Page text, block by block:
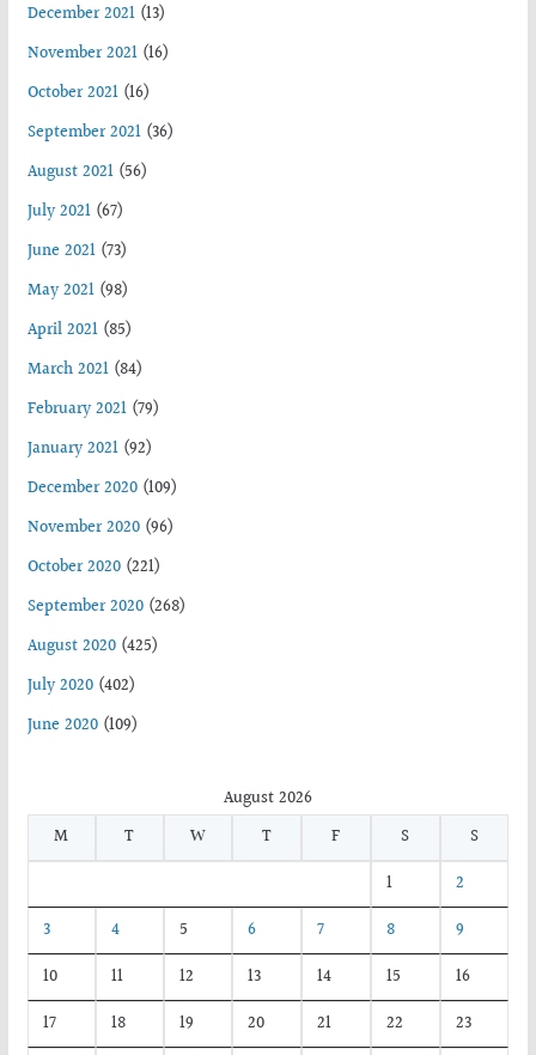
December 2021(13)
November 2021(16)
October 2021(16)
September 2021(36)
August 2021(56)
July 2021(67)
June 2021(73)
May 2021(98)
April 2021(85)
March 2021(84)
February 2021(79)
January 2021(92)
December 2020(109)
November 2020(96)
October 2020(221)
September 2020(268)
August 2020(425)
July 2020(402)
June 2020(109)
August 2026
M
T W T F S
S
1
2
3
4 5 6 7 8
9
10
11 12 13 14 15
16
17
18 19 20 21 22
23